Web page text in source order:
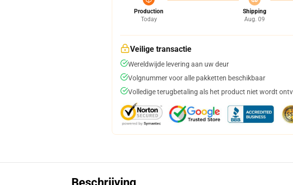
Production
Today
Shipping
Aug. 09
Veilige transactie
Wereldwijde levering aan uw deur
Volgnummer voor alle pakketten beschikbaar
Volledige terugbetaling als het product niet wordt